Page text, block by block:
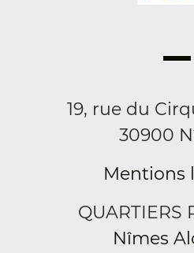
19, rue du
30900
Mentions
QUARTIERS
Nîmes